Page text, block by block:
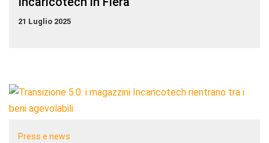
21 Luglio 2025
Press e news